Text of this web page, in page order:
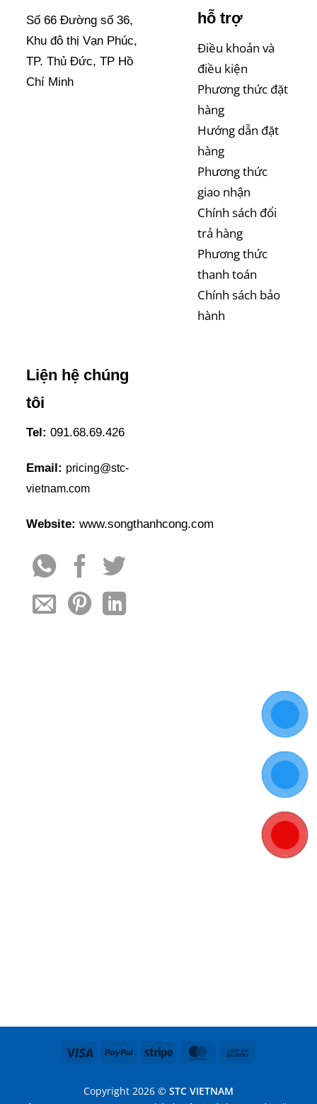
Số 66 Đường số 36,
Khu đô thị Vạn Phúc,
TP. Thủ Đức, TP Hồ
Chí Minh
hỗ trợ
Điều khoản và
điều kiện
Phương thức đặt
hàng
Hướng dẫn đặt
hàng
Phương thức
giao nhận
Chính sách đổi
trả hàng
Phương thức
thanh toán
Chính sách bảo
hành
Liện hệ chúng
tôi
Tel: 091.68.69.426
Email: pricing@stc-
vietnam.com
Website:www.songthanhcong.com
Visa PayPal Stripe MasterCard
Copyright 2026 © STC VIETNAM